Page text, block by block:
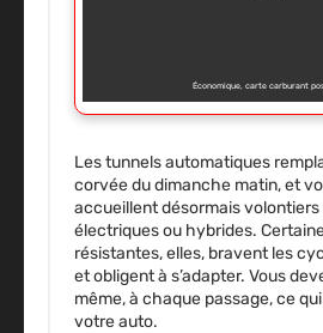
Économique, carte carburant
Les tunnels automatiques
corvée du dimanche matin, et
accueillent désormais
électriques ou hybrides.
résistantes, elles, bravent les
et obligent à s’adapter. Vous
même, à chaque passage, ce
votre auto.